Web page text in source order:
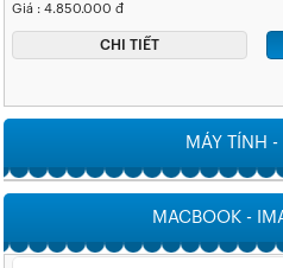
Giá : 4.850.000 đ
CHI TIẾT
MÁY TÍNH -
MACBOOK -